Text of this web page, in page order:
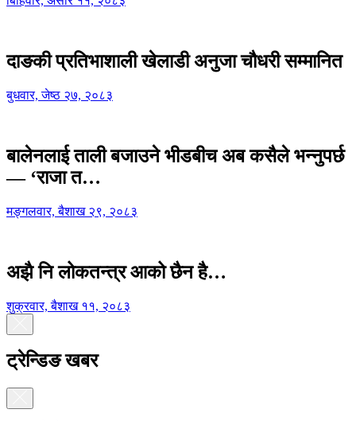
दाङकी प्रतिभाशाली खेलाडी अनुजा चौधरी सम्मानित
बुधवार, जेष्ठ २७, २०८३
बालेनलाई ताली बजाउने भीडबीच अब कसैले भन्नुपर्छ
— ‘राजा त…
मङ्गलवार, बैशाख २९, २०८३
अझै नि लोकतन्त्र आको छैन है…
शुक्रवार, बैशाख ११, २०८३
ट्रेन्डिङ खबर